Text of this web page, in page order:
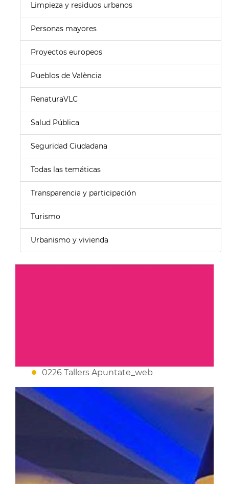
Limpieza y residuos urbanos
Personas mayores
Proyectos europeos
Pueblos de València
RenaturaVLC
Salud Pública
Seguridad Ciudadana
Todas las temáticas
Transparencia y participación
Turismo
Urbanismo y vivienda
0226 Tallers Apuntate_web